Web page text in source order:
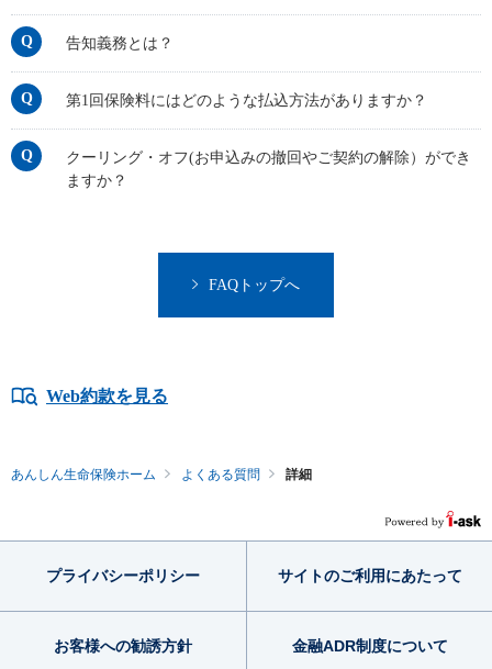
告知義務とは？
第1回保険料にはどのような払込方法がありますか？
クーリング・オフ(お申込みの撤回やご契約の解除）ができ
ますか？
FAQトップへ
Web約款を見る
あんしん生命保険ホーム よくある質問 詳細
プライバシーポリシー サイトのご利用にあたって
お客様への勧誘方針 金融ADR制度について